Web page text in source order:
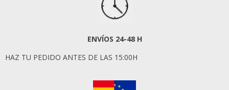
ENVÍOS 24-48 H
HAZ TU PEDIDO ANTES DE LAS 15:00H